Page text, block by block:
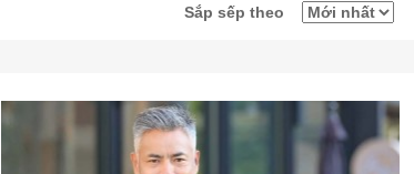
Sắp sếp theo